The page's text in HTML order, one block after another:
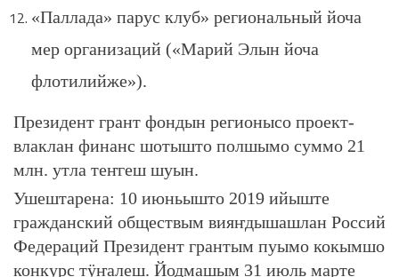
«Паллада» парус клуб» региональный йоча
мер организаций («Марий Элын йоча
флотилийже»).
Президент грант фондын регионысо проект-
влаклан финанс шотышто полшымо суммо 21
млн. утла теҥгеш шуын.
Ушештарена: 10 июньышто 2019 ийыште
гражданский обществым вияҥдышашлан Россий
Федераций Президент грантым пуымо кокымшо
конкурс тӱҥалеш. Йодмашым 31 июль марте